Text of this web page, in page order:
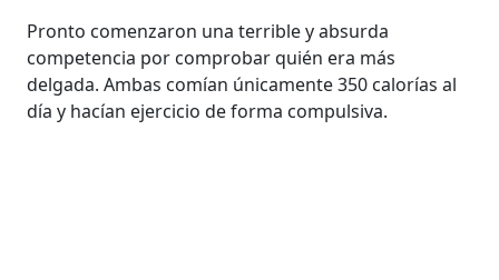
Pronto comenzaron una terrible y absurda
competencia por comprobar quién era más
delgada. Ambas comían únicamente 350 calorías al
día y hacían ejercicio de forma compulsiva.